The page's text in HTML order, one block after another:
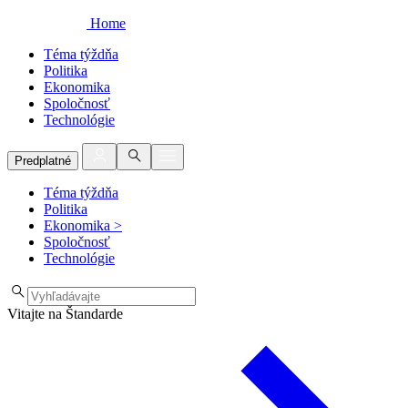
Home
Téma týždňa
Politika
Ekonomika
Spoločnosť
Technológie
Predplatné
Téma týždňa
Politika
Ekonomika >
Spoločnosť
Technológie
Vitajte na Štandarde